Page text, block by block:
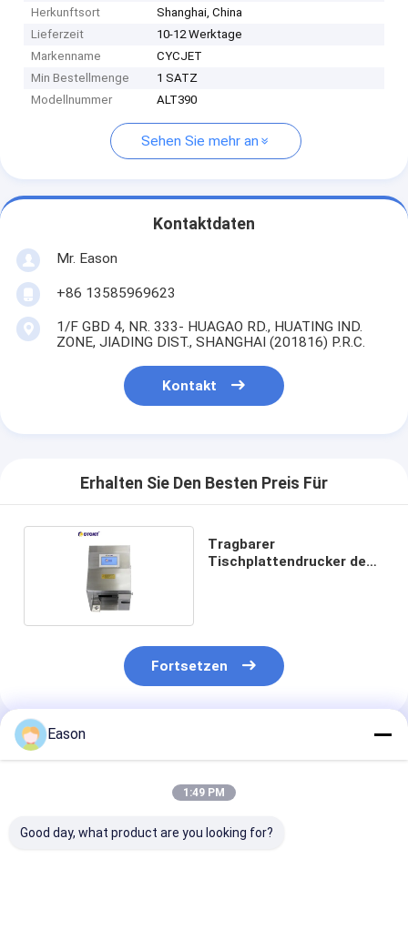
Herkunftsort
Shanghai, China
Lieferzeit
10-12 Werktage
Markenname
CYCJET
Min Bestellmenge
1 SATZ
Modellnummer
ALT390
Sehen Sie mehr an
Kontaktdaten
Mr. Eason
+86 13585969623
1/F GBD 4, NR. 333- HUAGAO RD., HUATING IND.
ZONE, JIADING DIST., SHANGHAI (201816) P.R.C.
Kontakt
Erhalten Sie Den Besten Preis Für
Tragbarer
Tischplattendrucker des
Fortsetzen
Empfohlene Produkte
Eason
1:49 PM
Good day, what product are you looking for?